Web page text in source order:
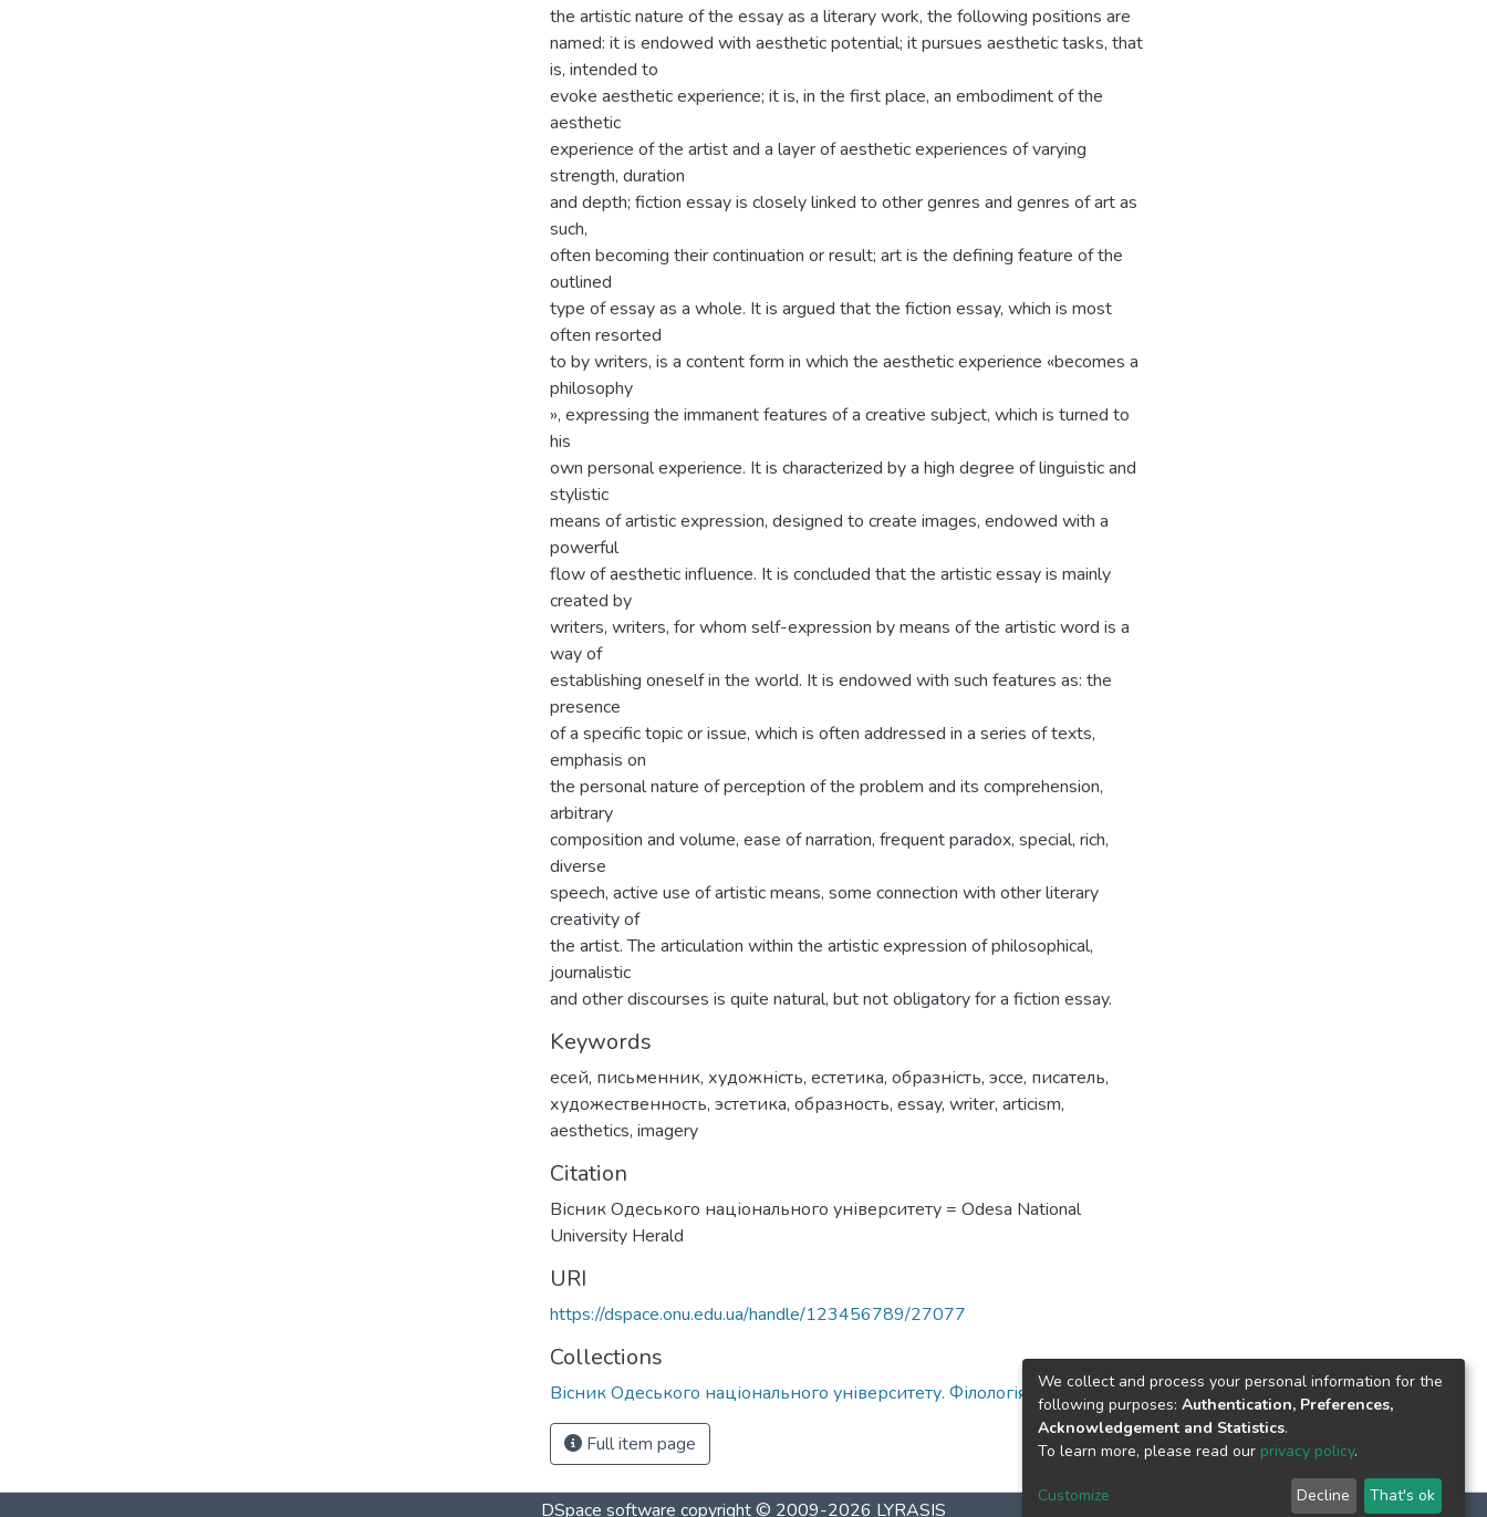
the artistic nature of the essay as a literary work, the following positions are
named: it is endowed with aesthetic potential; it pursues aesthetic tasks, that
is, intended to
evoke aesthetic experience; it is, in the first place, an embodiment of the
aesthetic
experience of the artist and a layer of aesthetic experiences of varying
strength, duration
and depth; fiction essay is closely linked to other genres and genres of art as
such,
often becoming their continuation or result; art is the defining feature of the
outlined
type of essay as a whole. It is argued that the fiction essay, which is most
often resorted
to by writers, is a content form in which the aesthetic experience «becomes a
philosophy
», expressing the immanent features of a creative subject, which is turned to
his
own personal experience. It is characterized by a high degree of linguistic and
stylistic
means of artistic expression, designed to create images, endowed with a
powerful
flow of aesthetic influence. It is concluded that the artistic essay is mainly
created by
writers, writers, for whom self-expression by means of the artistic word is a
way of
establishing oneself in the world. It is endowed with such features as: the
presence
of a specific topic or issue, which is often addressed in a series of texts,
emphasis on
the personal nature of perception of the problem and its comprehension,
arbitrary
composition and volume, ease of narration, frequent paradox, special, rich,
diverse
speech, active use of artistic means, some connection with other literary
creativity of
the artist. The articulation within the artistic expression of philosophical,
journalistic
and other discourses is quite natural, but not obligatory for a fiction essay.
Keywords
есей, письменник, художність, естетика, образність, эссе, писатель,
художественность, эстетика, образность, essay, writer, articism,
aesthetics, imagery
Citation
Вісник Одеського національного університету = Odesa National
University Herald
URI
https://dspace.onu.edu.ua/handle/123456789/27077
Collections
Вісник Одеського національного університету. Філологія
Full item page
DSpace software copyright © 2009-2026 LYRASIS
We collect and process your personal information for the
following purposes: Authentication, Preferences,
Acknowledgement and Statistics.
To learn more, please read our privacy policy.
Customize Decline That's ok